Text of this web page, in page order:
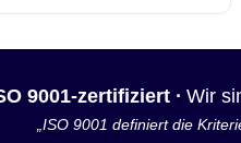
9001-zertifiziert · Wir
„ISO 9001 definiert die